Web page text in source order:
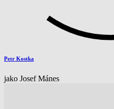
Petr Kostka
jako Josef Mánes